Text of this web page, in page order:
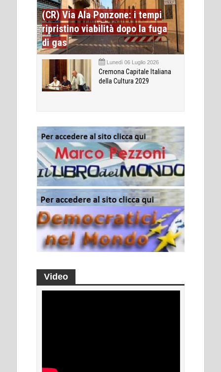
(CR) Via Ala Ponzone: i tempi
ripristino viabilità dopo la fuga
di gas
Lunedì 06 Luglio 2026
Cremona Capitale Italiana
della Cultura 2029
Video